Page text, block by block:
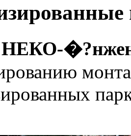
НЕКО-